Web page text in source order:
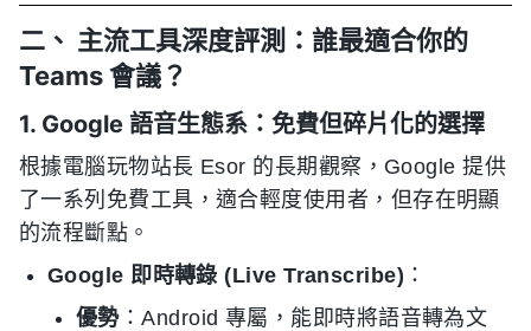
二、 主流工具深度評測：誰最適合你的
Teams 會議？
1. Google 語音生態系：免費但碎片化的選擇
根據電腦玩物站長 Esor 的長期觀察，Google 提供
了一系列免費工具，適合輕度使用者，但存在明顯
的流程斷點。
Google 即時轉錄 (Live Transcribe) ：
優勢：Android 專屬，能即時將語音轉為文